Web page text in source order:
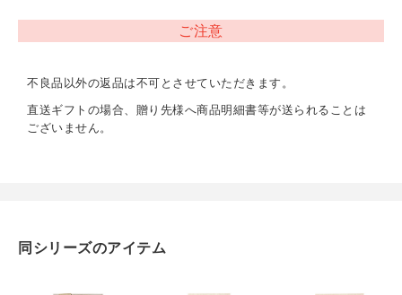
重量
ご注意
不良品以外の返品は不可とさせていただきます。
直送ギフトの場合、贈り先様へ商品明細書等が送られることは
ございません。
同シリーズのアイテム